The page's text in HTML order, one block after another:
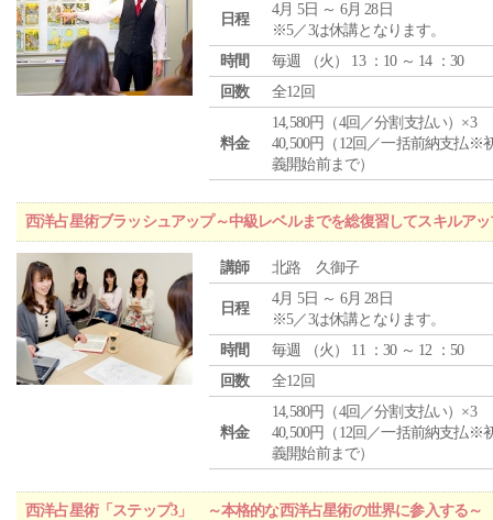
日程
4月 5日 ～ 6月 28日
※5／3は休講となります。
時間
毎週 （火 ） 13 ：10 ～ 14 ：30
回数
全12回
料金
14,580円（4回／分割支払い）×3
40,500円（12回／一括前納支払※
義開始前まで）
西洋占星術ブラッシュアップ～中級レベルまでを総復習してスキルア
講師 北路 久御子
日程
4月 5日 ～ 6月 28日
※5／3は休講となります。
時間
毎週 （火 ） 11 ：30 ～ 12 ：50
回数
全12回
料金
14,580円（4回／分割支払い）×3
40,500円（12回／一括前納支払※
義開始前まで）
西洋占星術「ステップ3」 ～本格的な西洋占星術の世界に参入する～